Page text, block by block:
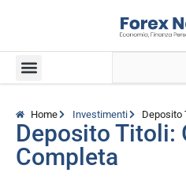
Home Investimenti Deposito
Deposito Titoli:
Completa